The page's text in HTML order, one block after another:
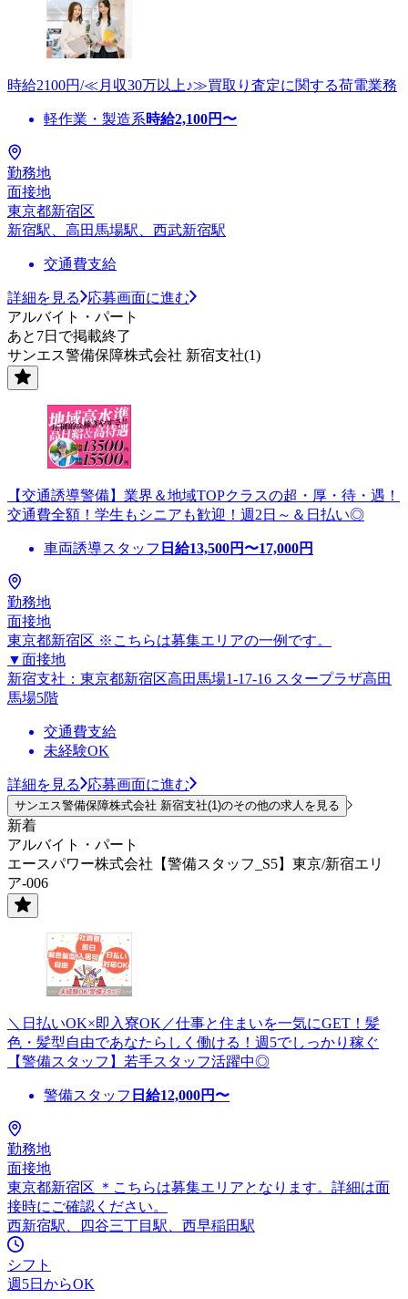
時給2100円/≪月収30万以上♪≫買取り査定に関する荷電業務
軽作業・製造系時給2,100円〜
勤務地
面接地
東京都新宿区
新宿駅、高田馬場駅、西武新宿駅
交通費支給
詳細を見る
応募画面に進む
アルバイト・パート
あと7日で掲載終了
サンエス警備保障株式会社 新宿支社(1)
【交通誘導警備】業界＆地域TOPクラスの超・厚・待・遇！
交通費全額！学生もシニアも歓迎！週2日～＆日払い◎
車両誘導スタッフ 日給13,500円〜17,000円
勤務地
面接地
東京都新宿区 ※こちらは募集エリアの一例です。
▼面接地
新宿支社：東京都新宿区高田馬場1-17-16 スタープラザ高田
馬場5階
交通費支給
未経験OK
詳細を見る 応募画面に進む
サンエス警備保障株式会社 新宿支社(1)のその他の求人を見る
新着
アルバイト・パート
エースパワー株式会社【警備スタッフ_S5】東京/新宿エリ
ア-006
＼日払いOK×即入寮OK／仕事と住まいを一気にGET！髪
色・髪型自由であなたらしく働ける！週5でしっかり稼ぐ
【警備スタッフ】若手スタッフ活躍中◎
警備スタッフ 日給12,000円〜
勤務地
面接地
東京都新宿区 ＊こちらは募集エリアとなります。詳細は面
接時にご確認ください。
西新宿駅、四谷三丁目駅、西早稲田駅
シフト
週5日からOK